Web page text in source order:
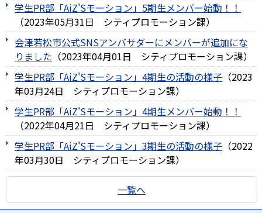
学生PR部「AiZ'Sモーション」5期生メンバー始動！！
（2023年05月31日 シティプロモーション課）
会津若松市公式SNSアンバサダーにメンバーが追加にな
りました （2023年04月01日 シティプロモーション課）
学生PR部「AiZ'Sモーション」4期生の活動の様子 （2023
年03月24日
シティプロモーション課）
学生PR部「AiZ'Sモーション」4期生メンバー始動！！
（2022年04月21日 シティプロモーション課）
学生PR部「AiZ'Sモーション」3期生の活動の様子 （2022
年03月30日
シティプロモーション課）
一覧へ